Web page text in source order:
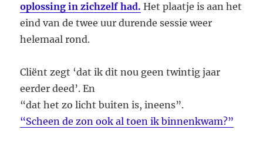
oplossing in zichzelf had. Het plaatje is aan het
eind van de twee uur durende sessie weer
helemaal rond.
Cliënt zegt ‘dat ik dit nou geen twintig jaar
eerder deed’. En
“dat het zo licht buiten is, ineens”.
“Scheen de zon ook al toen ik binnenkwam?”